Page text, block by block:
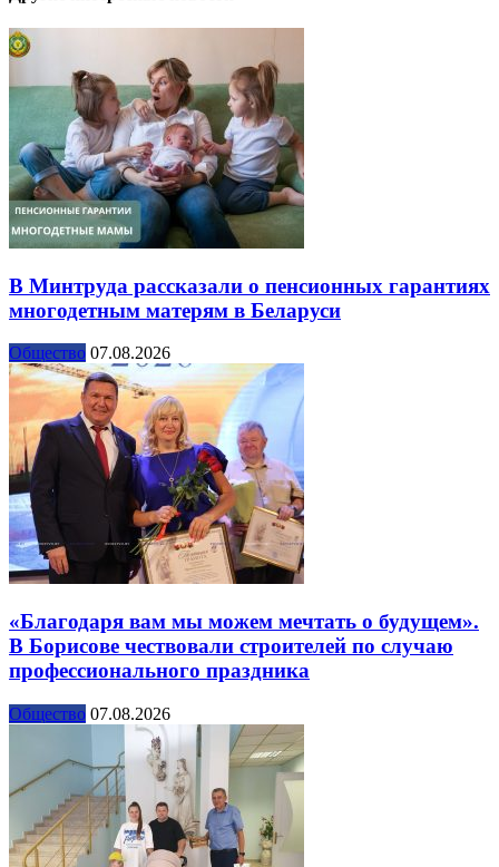
В Минтруда рассказали о пенсионных гарантиях
многодетным матерям в Беларуси
Общество 07.08.2026
«Благодаря вам мы можем мечтать о будущем».
В Борисове чествовали строителей по случаю
профессионального праздника
Общество 07.08.2026